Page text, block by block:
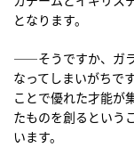
となります。
――そうですか、ガ
なってしまいがちで
ことで優れた才能が
たものを創るという
います。